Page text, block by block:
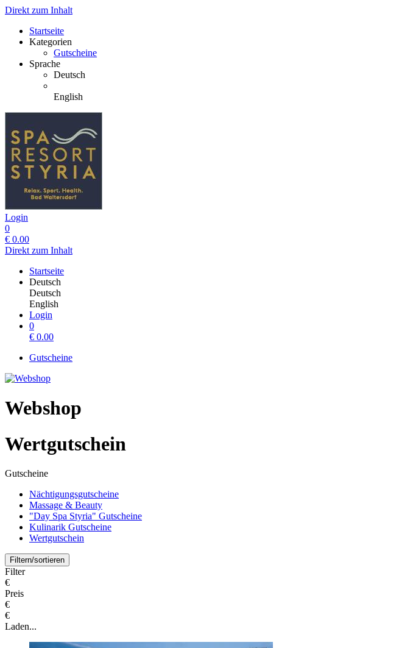
Direkt zum Inhalt
Startseite
Kategorien
Gutscheine
Sprache
Deutsch
English
Login
0
€ 0.00
Direkt zum Inhalt
Startseite
Deutsch
Deutsch
English
Login
0
€ 0.00
Gutscheine
Webshop
Wertgutschein
Gutscheine
Nächtigungsgutscheine
Massage & Beauty
"Day Spa Styria" Gutscheine
Kulinarik Gutscheine
Wertgutschein
Filtern/sortieren
Filter
€
Preis
€
€
Laden...